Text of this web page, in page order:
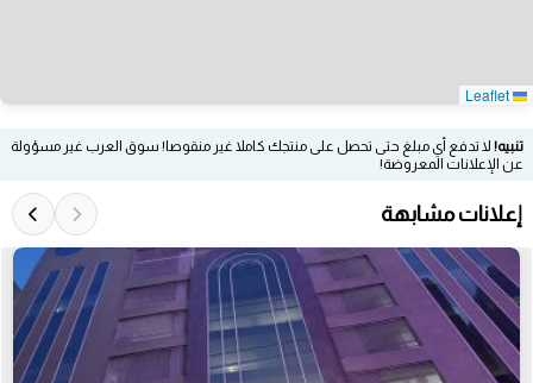
تنبيه! لا تدفع أي مبلغ حتى تحصل على منتجك كاملا غير منقوصا! سوق العرب غير مسؤولة
عن الإعلانات المعروضة!
إعلانات مشابهة